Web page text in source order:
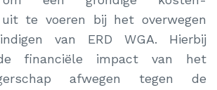
uit te voeren bij het overwegen
van ERD WGA. Hierbij
financiële impact van het
afwegen tegen de